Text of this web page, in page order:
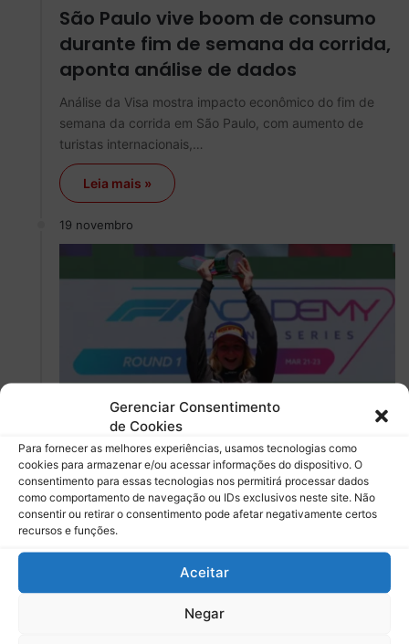
Gerenciar Consentimento
de Cookies
Para fornecer as melhores experiências, usamos tecnologias como
cookies para armazenar e/ou acessar informações do dispositivo. O
consentimento para essas tecnologias nos permitirá processar dados
como comportamento de navegação ou IDs exclusivos neste site. Não
consentir ou retirar o consentimento pode afetar negativamente certos
recursos e funções.
Aceitar
Negar
São Paulo vive boom de consumo
durante fim de semana da corrida,
aponta análise de dados
Análise da Visa mostra impacto econômico do fim de
semana da corrida em São Paulo, com aumento de
turistas internacionais,…
Leia mais »
19 novembro
F1 Academy
Debora Almeida 0
Programação F1 Academy – Final
será disputada em Las Vegas
Doriane Pin e Maya Weug chegam à última etapa
separadas por apenas nove pontos em uma final que